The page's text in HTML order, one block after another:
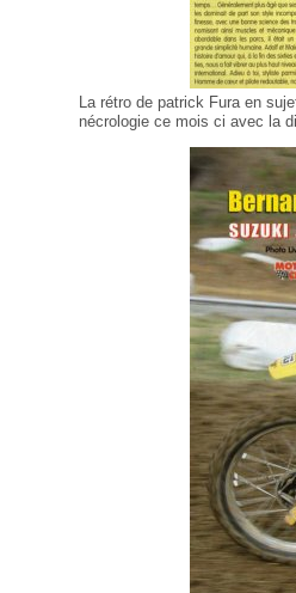
La rétro de patrick Fura en
nécrologie ce mois ci avec la